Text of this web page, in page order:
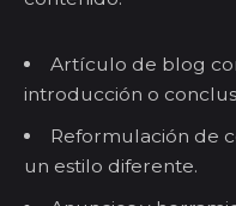
Artículo de blog
introducción o
Reformulación de
un estilo diferente.